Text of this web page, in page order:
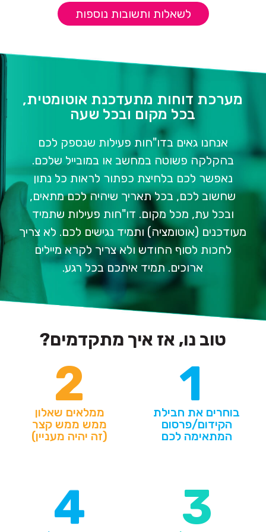
לשאלות ותשובות נוספות
מערכת דוחות מתעדכנת אוטומטית,
בכל מקום ובכל שעה
אנחנו גאים בדו"חות פעילות שנספק לכם
בהקלקה פשוטה במחשב או במובייל שלכם.
נאפשר לכם בלחיצת כפתור לראות כל נתון
שחשוב לכם, בכל תאריך שיהיה לכם מתאים,
ובכל עת, מכל מקום. דו"חות פעילות שתמיד
מעודכנים (אוטומציה) ותמיד נגישים לכם. לא צריך
לחכות לסוף החודש ולא צריך לקרא מיילים
ארוכים. תמיד איתכם בכל רגע.
טוב נו, אז איך מתקדמים?
1
בוחרים את חבילת
הקידום/פרסום
המתאימה לכם
2
ממלאים שאלון
ממש ממש קצר
(זה יהיה מעניין)
3
4